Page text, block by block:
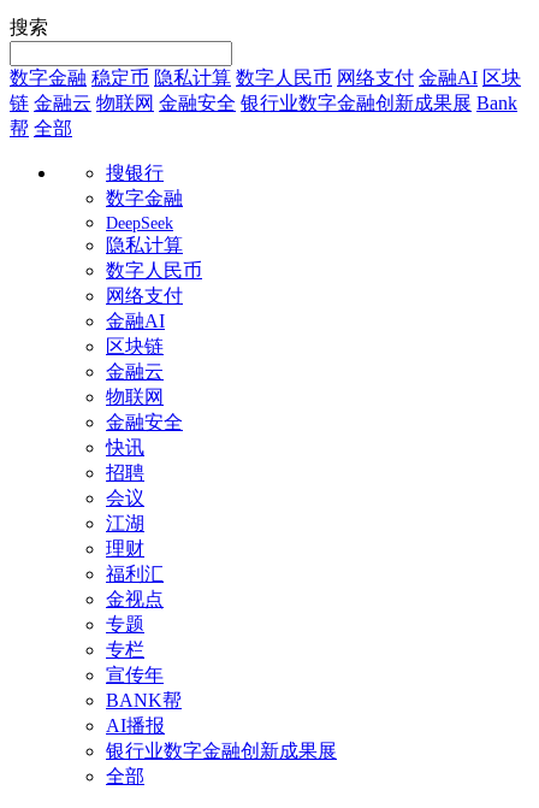
搜索
数字金融 稳定币 隐私计算 数字人民币 网络支付 金融AI 区块
链 金融云 物联网 金融安全 银行业数字金融创新成果展 Bank
帮 全部
搜银行
数字金融
DeepSeek
隐私计算
数字人民币
网络支付
金融AI
区块链
金融云
物联网
金融安全
快讯
招聘
会议
江湖
理财
福利汇
金视点
专题
专栏
宣传年
BANK帮
AI播报
银行业数字金融创新成果展
全部